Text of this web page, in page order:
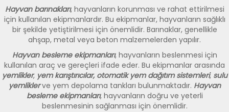
Hayvan barınakları, hayvanların korunması ve rahat ettirilmesi
için kullanılan ekipmanlardır. Bu ekipmanlar, hayvanların sağlıklı
bir şekilde yetiştirilmesi için önemlidir. Barınaklar, genellikle
ahşap, metal veya beton malzemelerden yapılır.
Hayvan besleme ekipmanları, hayvanların beslenmesi için
kullanılan araç ve gereçleri ifade eder. Bu ekipmanlar arasında
yemlikler, yem karıştırıcılar, otomatik yem dağıtım sistemleri, sulu
yemliklerve yem depolama tankları bulunmaktadır. Hayvan
besleme ekipmanları, hayvanların doğru ve yeterli
beslenmesinin sağlanması için önemlidir.